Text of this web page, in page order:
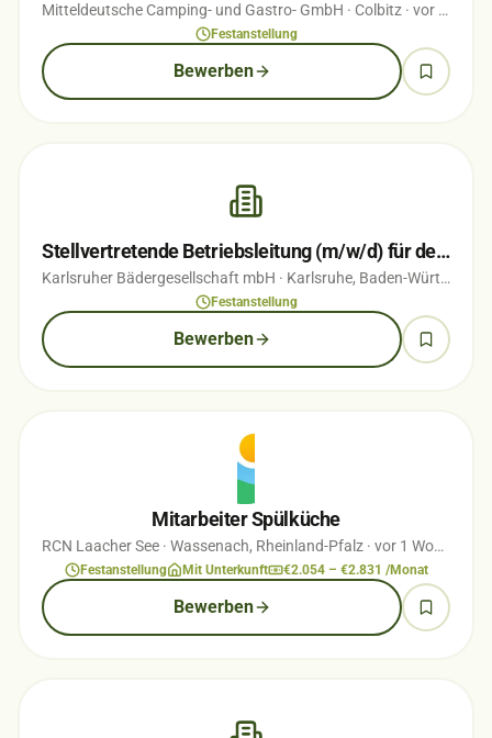
Mitteldeutsche Camping- und Gastro- GmbH · Colbitz · vor 1 Wochen
Festanstellung
Bewerben
Stellvertretende Betriebsleitung (m/w/d) für den Campingplatz Durlach
Karlsruher Bädergesellschaft mbH · Karlsruhe, Baden-Württemberg
Festanstellung
Bewerben
Mitarbeiter Spülküche
RCN Laacher See · Wassenach, Rheinland-Pfalz · vor 1 Wochen
Festanstellung Mit Unterkunft €2.054 – €2.831 /Monat
Bewerben